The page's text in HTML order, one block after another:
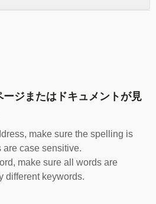
ジまたはドキュメントが見
make sure the spelling is
are case sensitive.
make sure all words are
different keywords.